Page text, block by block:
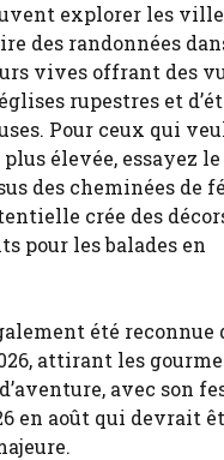
explorer les
des randonnées
vives offrant des
rupestres et
Pour ceux qui
élevée, essayez le
des cheminées de
crée des
pour les balades en
été reconnue
attirant les
avec son
en août qui devrait